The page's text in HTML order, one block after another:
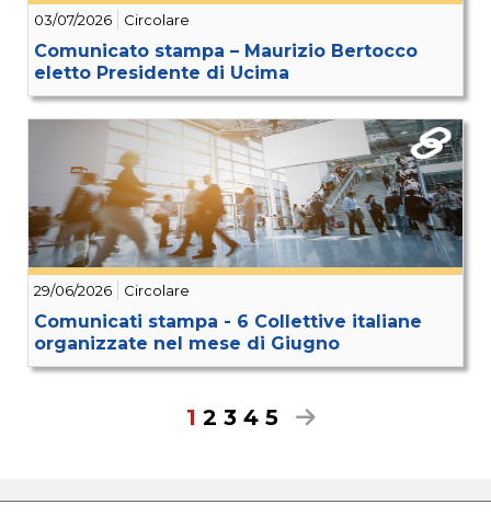
03/07/2026 Circolare
Comunicato stampa – Maurizio Bertocco
eletto Presidente di Ucima
29/06/2026 Circolare
Comunicati stampa - 6 Collettive italiane
organizzate nel mese di Giugno
1 2 3 4 5